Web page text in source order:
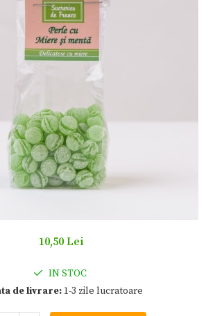
10,50 Lei
IN STOC
de livrare:1-3 zile lucratoare